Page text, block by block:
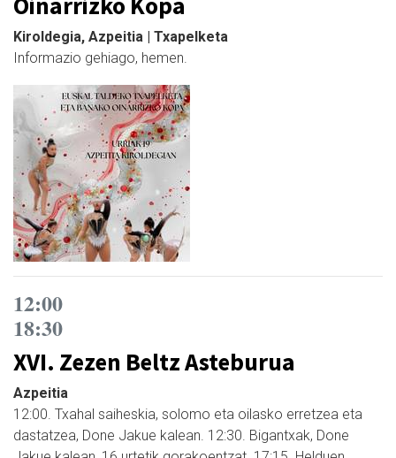
Kiroldegia, Azpeitia | Txapelketa
Informazio gehiago, hemen.
12:00
18:30
XVI. Zezen Beltz Asteburua
Azpeitia
12:00. Txahal saiheskia, solomo eta oilasko erretzea eta
dastatzea, Done Jakue kalean. 12:30. Bigantxak, Done